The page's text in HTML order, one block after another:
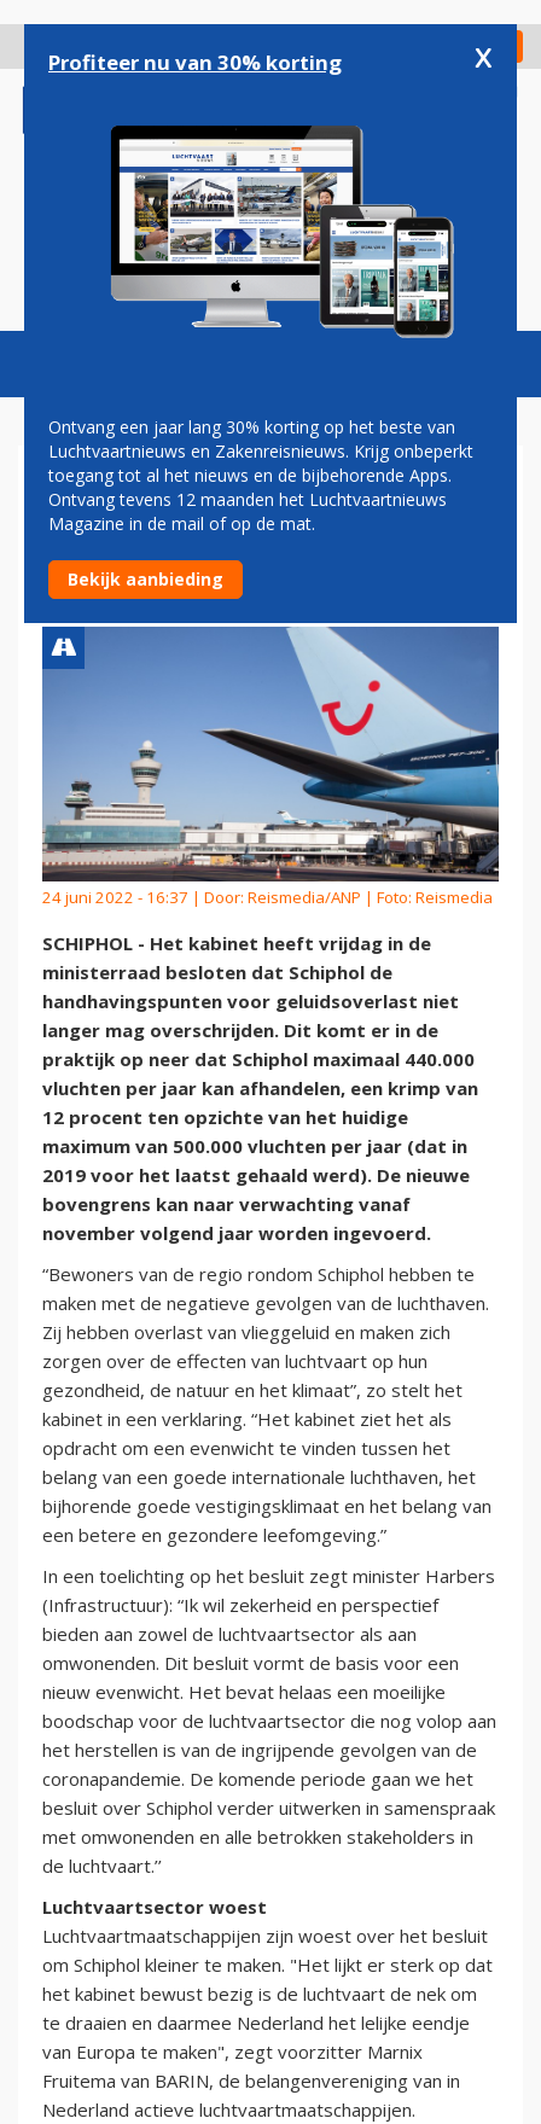
gaan
Check in
Magazine Podcasts Vacatures
KABINET BESLUIT: SCHIPHOL
MOET MET 12 PROCENT
INKRIMPEN
24 juni 2022 - 16:37 | Door: Reismedia/ANP | Foto: Reismedia
SCHIPHOL - Het kabinet heeft vrijdag in de
ministerraad besloten dat Schiphol de
handhavingspunten voor geluidsoverlast niet
langer mag overschrijden. Dit komt er in de
praktijk op neer dat Schiphol maximaal 440.000
vluchten per jaar kan afhandelen, een krimp van
12 procent ten opzichte van het huidige
maximum van 500.000 vluchten per jaar (dat in
2019 voor het laatst gehaald werd). De nieuwe
bovengrens kan naar verwachting vanaf
november volgend jaar worden ingevoerd.
“Bewoners van de regio rondom Schiphol hebben te
maken met de negatieve gevolgen van de luchthaven.
Zij hebben overlast van vlieggeluid en maken zich
zorgen over de effecten van luchtvaart op hun
gezondheid, de natuur en het klimaat”, zo stelt het
kabinet in een verklaring. “Het kabinet ziet het als
opdracht om een evenwicht te vinden tussen het
belang van een goede internationale luchthaven, het
bijhorende goede vestigingsklimaat en het belang van
een betere en gezondere leefomgeving.”
In een toelichting op het besluit zegt minister Harbers
(Infrastructuur): “Ik wil zekerheid en perspectief
bieden aan zowel de luchtvaartsector als aan
omwonenden. Dit besluit vormt de basis voor een
nieuw evenwicht. Het bevat helaas een moeilijke
boodschap voor de luchtvaartsector die nog volop aan
het herstellen is van de ingrijpende gevolgen van de
coronapandemie. De komende periode gaan we het
besluit over Schiphol verder uitwerken in samenspraak
met omwonenden en alle betrokken stakeholders in
de luchtvaart.’’
Luchtvaartsector woest
Luchtvaartmaatschappijen zijn woest over het besluit
om Schiphol kleiner te maken. "Het lijkt er sterk op dat
het kabinet bewust bezig is de luchtvaart de nek om
te draaien en daarmee Nederland het lelijke eendje
van Europa te maken", zegt voorzitter Marnix
Fruitema van BARIN, de belangenvereniging van in
Nederland actieve luchtvaartmaatschappijen.
Profiteer nu van 30% korting x
Ontvang een jaar lang 30% korting op het beste van
Luchtvaartnieuws en Zakenreisnieuws. Krijg onbeperkt
toegang tot al het nieuws en de bijbehorende Apps.
Ontvang tevens 12 maanden het Luchtvaartnieuws
Magazine in de mail of op de mat.
Bekijk aanbieding